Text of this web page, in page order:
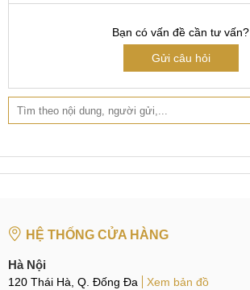
Bạn có vấn đề cần tư vấn?
Gửi câu hỏi
HỆ THỐNG CỬA HÀNG
Hà Nội
120 Thái Hà, Q. Đống Đa
Xem bản đồ